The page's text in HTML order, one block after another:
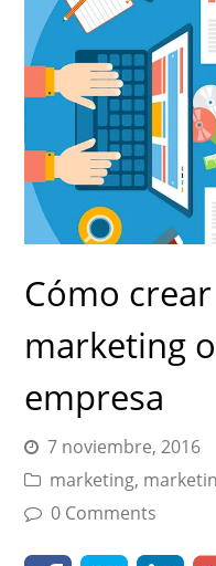
Cómo
marketing
empresa
7 noviembre, 2016
marketing,
0 Comments